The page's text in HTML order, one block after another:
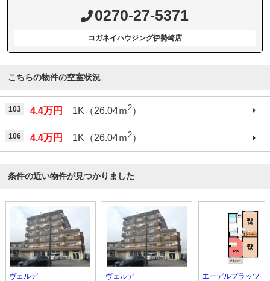
0270-27-5371
コガネイハウジング伊勢崎店
こちらの物件の空室状況
103 4.4万円 1K（26.04ｍ2）
106 4.4万円 1K（26.04ｍ2）
条件の近い物件が見つかりました
ヴェルデ
ヴェルデ
エーデルプラッツ